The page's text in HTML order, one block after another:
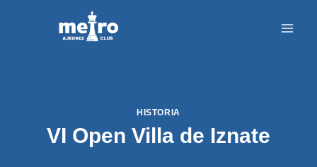
HISTORIA
VI Open Villa de Iznate